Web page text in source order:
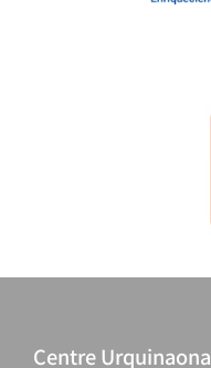
Centre Urquinaona